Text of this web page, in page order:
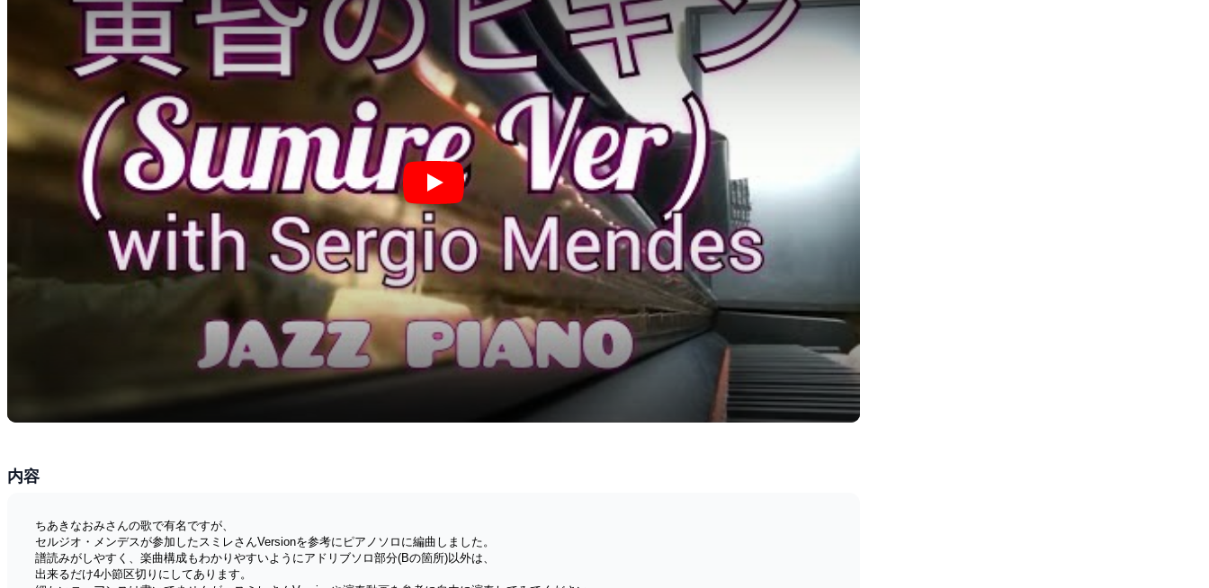
黄昏のビギン (Jazz Piano Arrange) - Sumire
内容
ちあきなおみさんの歌で有名ですが、
セルジオ・メンデスが参加したスミレさんVersionを参考にピアノソロに編曲しました。
譜読みがしやすく、楽曲構成もわかりやすいようにアドリブソロ部分(Bの箇所)以外は、
出来るだけ4小節区切りにしてあります。